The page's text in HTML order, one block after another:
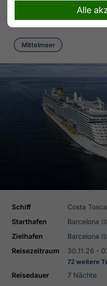
7 Nächte von/bis
Mittelmeer
Schiff
Costa
Starthafen
Barcelona
Zielhafen Barcelona
Reisezeitraum 30.11.26 -
72 weitere
Reisedauer 7 Nächte
Alle